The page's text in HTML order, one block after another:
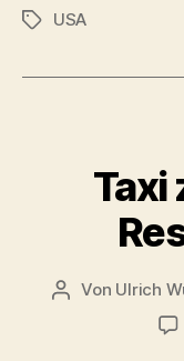
Schlagwörter
USA
Taxi
Beitragsautor
Von Ulrich